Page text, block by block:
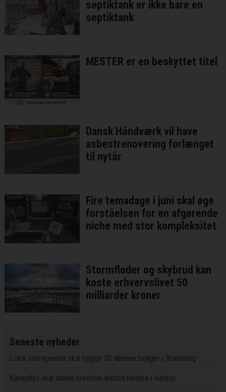
septiktank er ikke bare en
septiktank
MESTER er en beskyttet titel
Dansk Håndværk vil have
asbestrenovering forlænget
til nytår
Fire temadage i juni skal øge
forståelsen for en afgørende
niche med stor kompleksitet
Stormfloder og skybrud kan
koste erhvervslivet 50
milliarder kroner
Seneste nyheder
Lokal entreprenør skal bygge 30 almene boliger i Bramming
Kaospilot skal skabe kreative arkitektledere i Aarhus